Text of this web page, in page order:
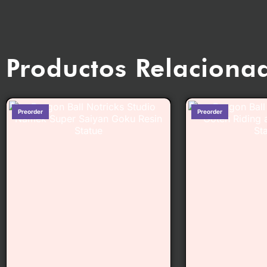
Productos